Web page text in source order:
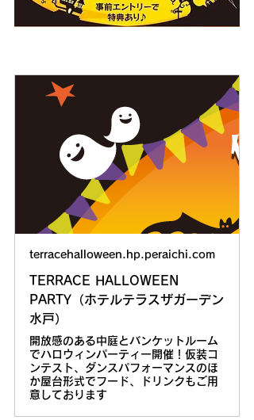
terracehalloween.hp.peraichi.com
TERRACE HALLOWEEN
PARTY（ホテルテラスザガーデン
水戸）
開放感のある中庭とバンケットルーム
でハロウィンパーティー開催！仮装コ
ンテスト、ダンスパフォーマンスのほ
か屋台形式でフード、ドリンクもご用
意しております